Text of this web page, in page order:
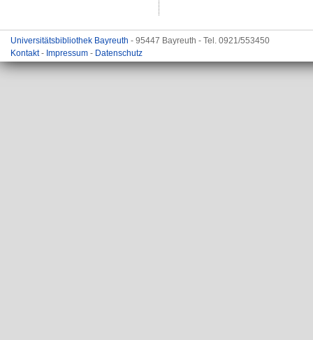
Universitätsbibliothek Bayreuth - 95447 Bayreuth - Tel. 0921/553450
Kontakt- Impressum - Datenschutz